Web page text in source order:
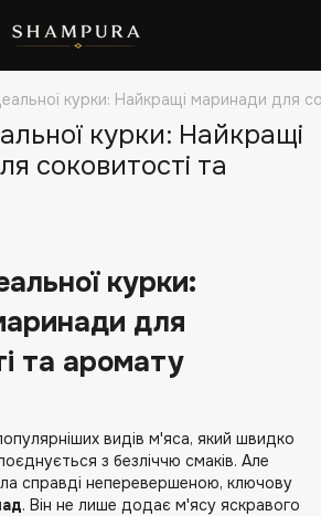
курки: Найкращі маринади для
курки: Найкращі
соковитості та
курки:
для
та аромату
видів м'яса, який швидко
з безліччю смаків. Але
справді неперевершеною, ключову
. Він не лише додає м'ясу яскравого